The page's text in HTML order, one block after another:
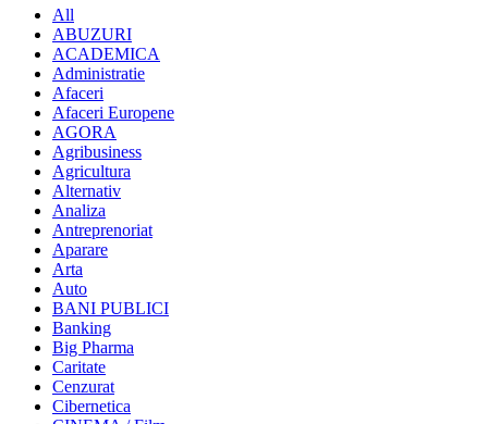
All
ABUZURI
ACADEMICA
Administratie
Afaceri
Afaceri Europene
AGORA
Agribusiness
Agricultura
Alternativ
Analiza
Antreprenoriat
Aparare
Arta
Auto
BANI PUBLICI
Banking
Big Pharma
Caritate
Cenzurat
Cibernetica